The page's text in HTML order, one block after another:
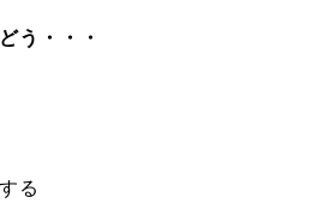
う・・・
る